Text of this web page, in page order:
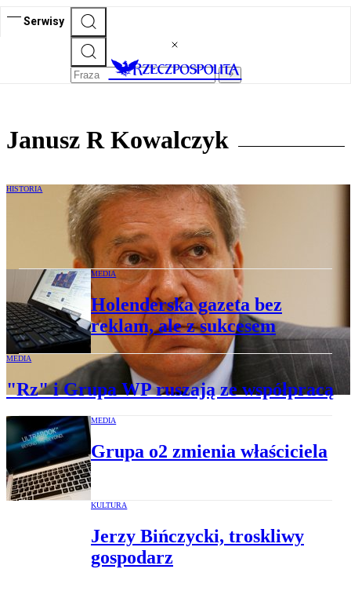
Serwisy
Janusz R Kowalczyk
HISTORIA
Mecenas Jacek Kondracki o aferze
MEDIA
Holenderska gazeta bez
reklam, ale z sukcesem
MEDIA
"Rz" i Grupa WP ruszają ze współpracą
MEDIA
Grupa o2 zmienia właściciela
KULTURA
Jerzy Bińczycki, troskliwy
gospodarz